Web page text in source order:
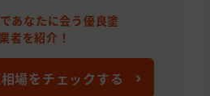
あなたに会う優良塗
者を紹介！
場をチェックする